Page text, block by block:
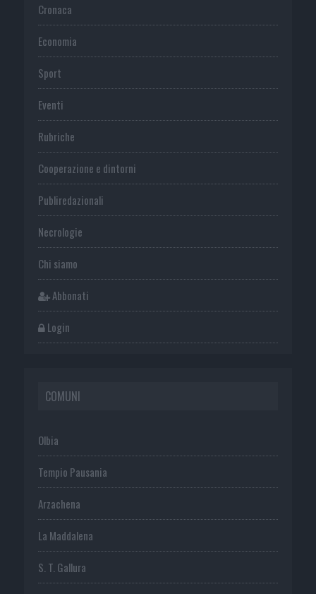
Cronaca
Economia
Sport
Eventi
Rubriche
Cooperazione e dintorni
Publiredazionali
Necrologie
Chi siamo
Abbonati
Login
COMUNI
Olbia
Tempio Pausania
Arzachena
La Maddalena
S. T. Gallura